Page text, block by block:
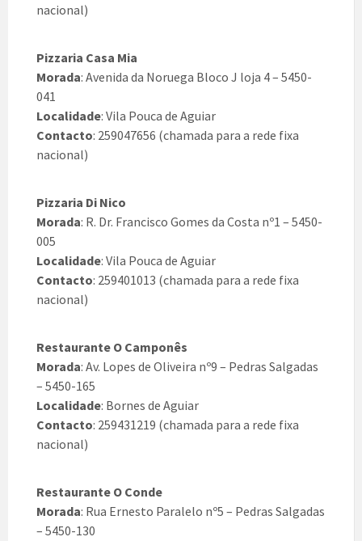
nacional)
Pizzaria Casa Mia
Morada: Avenida da Noruega Bloco J loja 4 – 5450-
041
Localidade: Vila Pouca de Aguiar
Contacto: 259047656 (chamada para a rede fixa
nacional)
Pizzaria Di Nico
Morada: R. Dr. Francisco Gomes da Costa nº1 – 5450-
005
Localidade: Vila Pouca de Aguiar
Contacto: 259401013 (chamada para a rede fixa
nacional)
Restaurante O Camponês
Morada: Av. Lopes de Oliveira nº9 – Pedras Salgadas
– 5450-165
Localidade: Bornes de Aguiar
Contacto: 259431219 (chamada para a rede fixa
nacional)
Restaurante O Conde
Morada: Rua Ernesto Paralelo nº5 – Pedras Salgadas
– 5450-130